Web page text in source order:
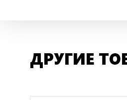
ДРУГИЕ